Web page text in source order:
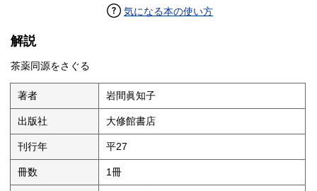
気になる本の使い方
解説
茶薬同源をさぐる
著者 岩間眞知子
出版社 大修館書店
刊行年 平27
冊数 1冊